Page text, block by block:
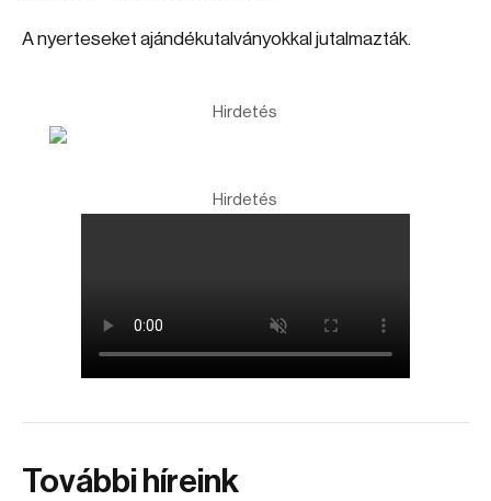
A nyerteseket ajándékutalványokkal jutalmazták.
Hirdetés
Hirdetés
További híreink